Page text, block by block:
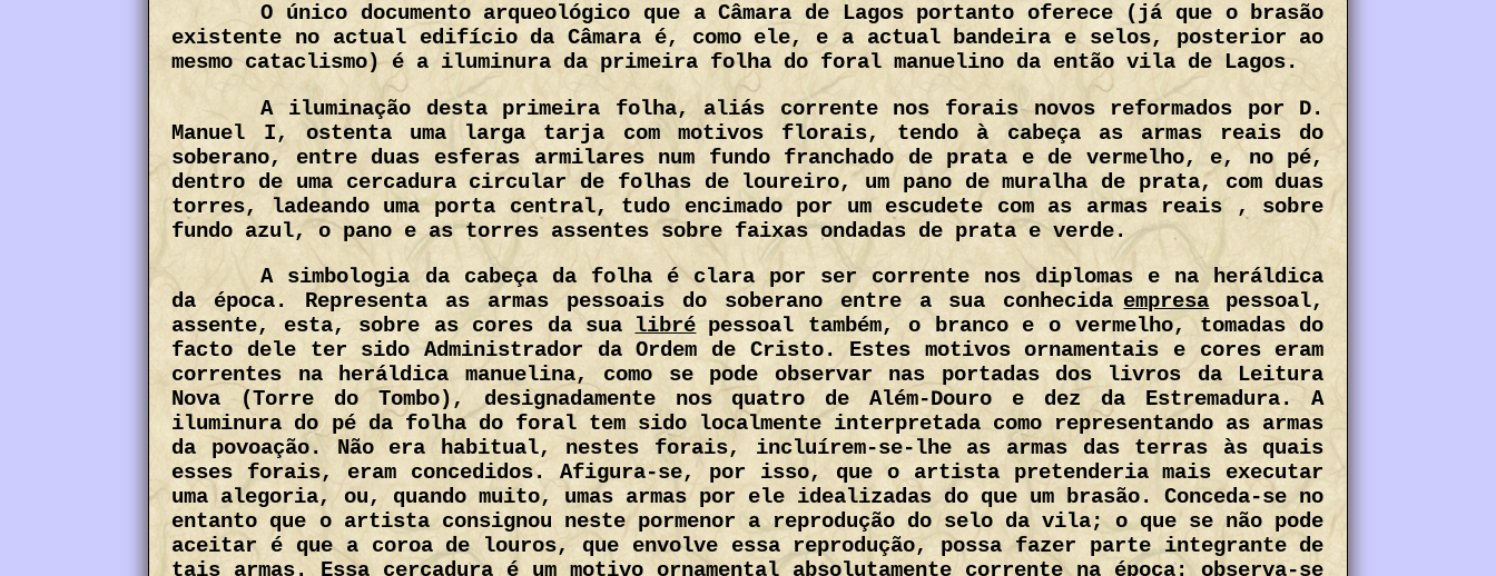
O único documento arqueológico que a Câmara de Lagos portanto oferece (já que o brasão
existente no actual edifício da Câmara é, como ele, e a actual bandeira e selos, posterior ao
mesmo cataclismo) é a iluminura da primeira folha do foral manuelino da então vila de Lagos.
A iluminação desta primeira folha, aliás corrente nos forais novos reformados por D.
Manuel I, ostenta uma larga tarja com motivos florais, tendo à cabeça as armas reais do
soberano, entre duas esferas armilares num fundo franchado de prata e de vermelho, e, no pé,
dentro de uma cercadura circular de folhas de loureiro, um pano de muralha de prata, com duas
torres, ladeando uma porta central, tudo encimado por um escudete com as armas reais , sobre
fundo azul, o pano e as torres assentes sobre faixas ondadas de prata e verde.
A simbologia da cabeça da folha é clara por ser corrente nos diplomas e na heráldica
da época. Representa as armas pessoais do soberano entre a sua conhecida empresa
pessoal,
assente, esta, sobre as cores da sua libré pessoal também, o branco e o vermelho, tomadas do
facto dele ter sido Administrador da Ordem de Cristo. Estes motivos ornamentais e cores eram
correntes na heráldica manuelina, como se pode observar nas portadas dos livros da Leitura
Nova (Torre do Tombo), designadamente nos quatro de Além-Douro e dez da Estremadura. A
iluminura do pé da folha do foral tem sido localmente interpretada como representando as armas
da povoação. Não era habitual, nestes forais, incluírem-se-lhe as armas das terras às quais
esses forais, eram concedidos. Afigura-se, por isso, que o artista pretenderia mais executar
uma alegoria, ou, quando muito, umas armas por ele idealizadas do que um brasão. Conceda-se no
entanto que o artista consignou neste pormenor a reprodução do selo da vila; o que se não pode
aceitar é que a coroa de louros, que envolve essa reprodução, possa fazer parte integrante de
tais armas. Essa cercadura é um motivo ornamental absolutamente corrente na época: observa-se